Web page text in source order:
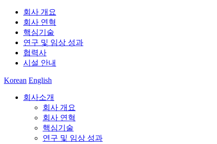
회사 개요
회사 연혁
핵심기술
연구 및 임상 성과
협력사
시설 안내
Korean English
회사소개
회사 개요
회사 연혁
핵심기술
연구 및 임상 성과